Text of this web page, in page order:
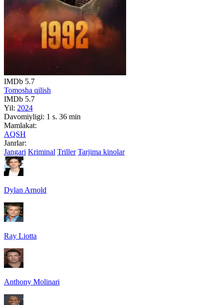
IMDb 5.7
Tomosha qilish
IMDb 5.7
Yil: 2024
Davomiyligi: 1 s. 36 min
Mamlakat:
AQSH
Janrlar:
Jangari Kriminal Triller Tarjima kinolar
Dylan Arnold
Ray Liotta
Anthony Molinari